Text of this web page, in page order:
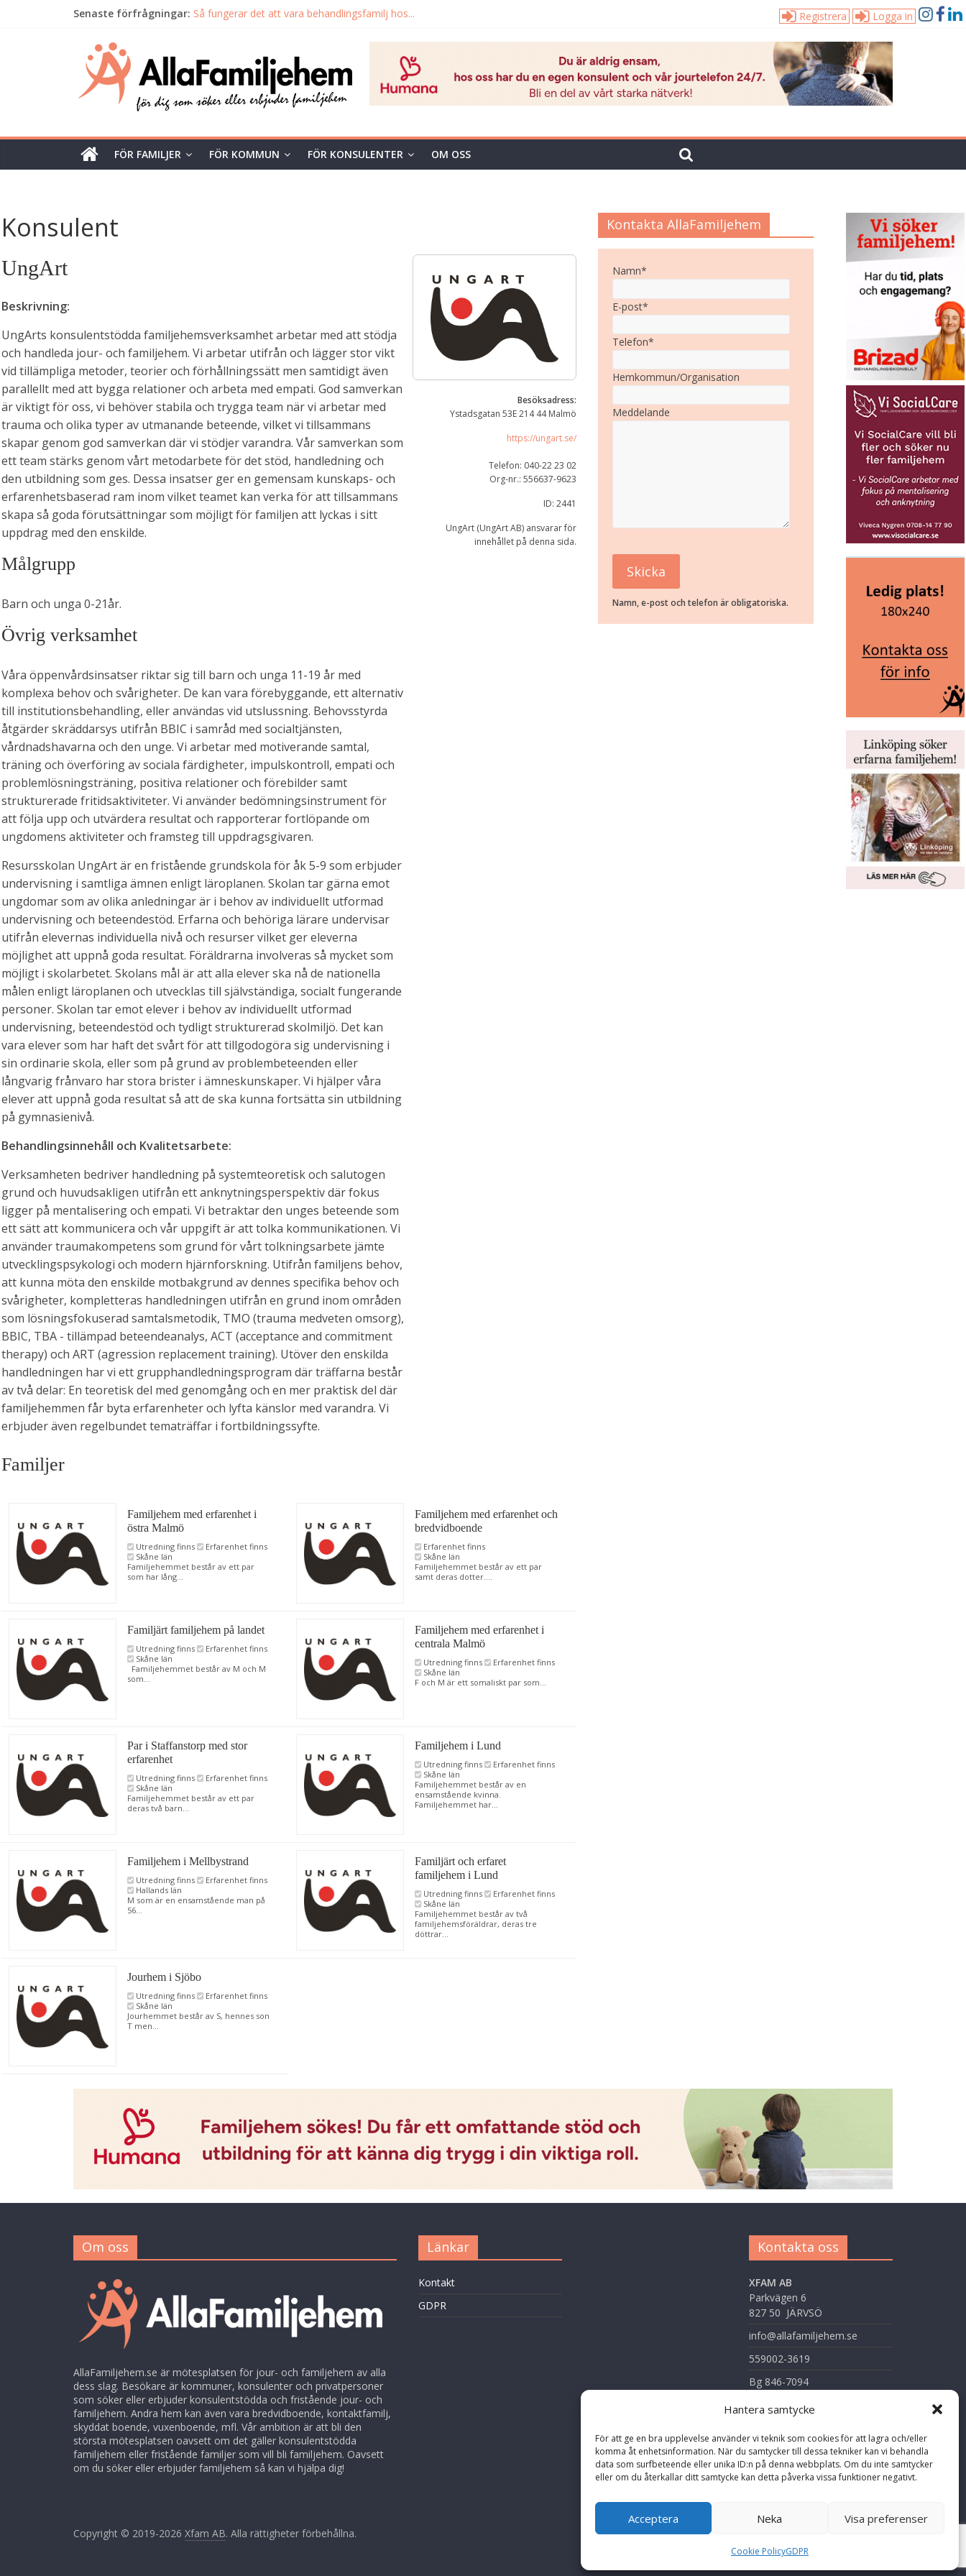
Hantera samtycke
För att ge en bra upplevelse använder vi teknik som cookies för att lagra och/eller
komma åt enhetsinformation. När du samtycker till dessa tekniker kan vi behandla
data som surfbeteende eller unika ID:n på denna webbplats. Om du inte samtycker
eller om du återkallar ditt samtycke kan detta påverka vissa funktioner negativt.
Acceptera Neka Visa preferenser
Cookie PolicyGDPR
Senaste förfrågningar: Så fungerar det att vara behandlingsfamilj hos...
Söker jour- och familjehem i Dalarna samt...
Askersunds kommun söker familjehem!
Familjehem söks till en 7åring, barn- och...
Registrera Logga in
Alla
Familjehem
tjänst
för
söker
eller
FÖR FAMILJER FÖR KOMMUN FÖR KONSULENTER OM OSS
Konsulent
UngArt
Beskrivning:
UngArts konsulentstödda familjehemsverksamhet arbetar med att stödja
och handleda jour- och familjehem. Vi arbetar utifrån och lägger stor vikt
vid tillämpliga metoder, teorier och förhållningssätt men samtidigt även
parallellt med att bygga relationer och arbeta med empati. God samverkan
är viktigt för oss, vi behöver stabila och trygga team när vi arbetar med
trauma och olika typer av utmanande beteende, vilket vi tillsammans
skapar genom god samverkan där vi stödjer varandra. Vår samverkan som
ett team stärks genom vårt metodarbete för det stöd, handledning och
den utbildning som ges. Dessa insatser ger en gemensam kunskaps- och
erfarenhetsbaserad ram inom vilket teamet kan verka för att tillsammans
skapa så goda förutsättningar som möjligt för familjen att lyckas i sitt
uppdrag med den enskilde.
Målgrupp
Barn och unga 0-21år.
Övrig verksamhet
Våra öppenvårdsinsatser riktar sig till barn och unga 11-19 år med
komplexa behov och svårigheter. De kan vara förebyggande, ett alternativ
till institutionsbehandling, eller användas vid utslussning. Behovsstyrda
åtgärder skräddarsys utifrån BBIC i samråd med socialtjänsten,
vårdnadshavarna och den unge. Vi arbetar med motiverande samtal,
träning och överföring av sociala färdigheter, impulskontroll, empati och
problemlösningsträning, positiva relationer och förebilder samt
strukturerade fritidsaktiviteter. Vi använder bedömningsinstrument för
att följa upp och utvärdera resultat och rapporterar fortlöpande om
ungdomens aktiviteter och framsteg till uppdragsgivaren.
Resursskolan UngArt är en fristående grundskola för åk 5-9 som erbjuder
undervisning i samtliga ämnen enligt läroplanen. Skolan tar gärna emot
ungdomar som av olika anledningar är i behov av individuellt utformad
undervisning och beteendestöd. Erfarna och behöriga lärare undervisar
utifrån elevernas individuella nivå och resurser vilket ger eleverna
möjlighet att uppnå goda resultat. Föräldrarna involveras så mycket som
möjligt i skolarbetet. Skolans mål är att alla elever ska nå de nationella
målen enligt läroplanen och utvecklas till självständiga, socialt fungerande
personer. Skolan tar emot elever i behov av individuellt utformad
undervisning, beteendestöd och tydligt strukturerad skolmiljö. Det kan
vara elever som har haft det svårt för att tillgodogöra sig undervisning i
sin ordinarie skola, eller som på grund av problembeteenden eller
långvarig frånvaro har stora brister i ämneskunskaper. Vi hjälper våra
elever att uppnå goda resultat så att de ska kunna fortsätta sin utbildning
på gymnasienivå.
Behandlingsinnehåll och Kvalitetsarbete:
Verksamheten bedriver handledning på systemteoretisk och salutogen
grund och huvudsakligen utifrån ett anknytningsperspektiv där fokus
ligger på mentalisering och empati. Vi betraktar den unges beteende som
ett sätt att kommunicera och vår uppgift är att tolka kommunikationen. Vi
använder traumakompetens som grund för vårt tolkningsarbete jämte
utvecklingspsykologi och modern hjärnforskning. Utifrån familjens behov,
att kunna möta den enskilde motbakgrund av dennes specifika behov och
svårigheter, kompletteras handledningen utifrån en grund inom områden
som lösningsfokuserad samtalsmetodik, TMO (trauma medveten omsorg),
BBIC, TBA - tillämpad beteendeanalys, ACT (acceptance and commitment
therapy) och ART (agression replacement training). Utöver den enskilda
handledningen har vi ett grupphandledningsprogram där träffarna består
av två delar: En teoretisk del med genomgång och en mer praktisk del där
familjehemmen får byta erfarenheter och lyfta känslor med varandra. Vi
erbjuder även regelbundet tematräffar i fortbildningssyfte.
Besöksadress:
Ystadsgatan 53E 214 44 Malmö
https://ungart.se/
Telefon: 040-22 23 02
Org-nr.: 556637-9623
ID: 2441
UngArt (UngArt AB) ansvarar för
innehållet på denna sida.
Familjer
Familjehem med erfarenhet i
östra Malmö
Utredning finns
Erfarenhet finns
Skåne län
Familjehemmet består av ett par
som har lång...
Familjehem med erfarenhet och
bredvidboende
Erfarenhet finns
Skåne län
Familjehemmet består av ett par
samt deras dotter....
Familjärt familjehem på landet
Utredning finns
Erfarenhet finns
Skåne län
Familjehemmet består av M och M
som...
Familjehem med erfarenhet i
centrala Malmö
Utredning finns
Erfarenhet finns
Skåne län
F och M är ett somaliskt par som...
Par i Staffanstorp med stor
erfarenhet
Utredning finns
Erfarenhet finns
Skåne län
Familjehemmet består av ett par
deras två barn...
Familjehem i Lund
Utredning finns
Erfarenhet finns
Skåne län
Familjehemmet består av en
ensamstående kvinna.
Familjehemmet har...
Familjehem i Mellbystrand
Utredning finns
Erfarenhet finns
Hallands län
M som är en ensamstående man på
56...
Familjärt och erfaret
familjehem i Lund
Utredning finns
Erfarenhet finns
Skåne län
Familjehemmet består av två
familjehemsföräldrar, deras tre
döttrar...
Jourhem i Sjöbo
Utredning finns
Erfarenhet finns
Skåne län
Jourhemmet består av S, hennes son
T men...
Kontakta AllaFamiljehem
Namn*
E-post*
Telefon*
Hemkommun/Organisation
Meddelande
Namn, e-post och telefon är obligatoriska.
Om oss
AllaFamiljehem.se är mötesplatsen för jour- och familjehem av alla
dess slag. Besökare är kommuner, konsulenter och privatpersoner
som söker eller erbjuder konsulentstödda och fristående jour- och
familjehem. Andra hem kan även vara bredvidboende, kontaktfamilj,
skyddat boende, vuxenboende, mfl. Vår ambition är att bli den
största mötesplatsen oavsett om det gäller konsulentstödda
familjehem eller fristående familjer som vill bli familjehem. Oavsett
om du söker eller erbjuder familjehem så kan vi hjälpa dig!
Länkar
Kontakt
GDPR
Kontakta oss
XFAM AB
Parkvägen 6
827 50 JÄRVSÖ
info@allafamiljehem.se
559002-3619
Bg 846-7094
Copyright © 2019-2026 Xfam AB. Alla rättigheter förbehållna.